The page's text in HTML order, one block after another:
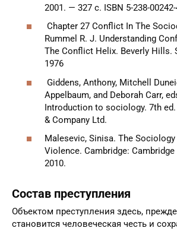
Соколов С. В. Социальная
Учеб. пособие для вузов. –
2001. — 327 с. ISBN 5-238-00242-
Chapter 27 Conflict In The
Rummel R. J. Understanding
The Conflict Helix. Beverly Hills.
1976
Giddens, Anthony, Mitchell
Appelbaum, and Deborah Carr,
Introduction to sociology. 7th ed.
& Company Ltd.
Malesevic, Sinisa. The Sociology
2010.
Состав преступления